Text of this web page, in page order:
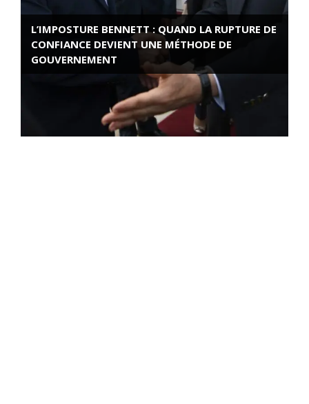
L’IMPOSTURE BENNETT : QUAND LA RUPTURE DE
CONFIANCE DEVIENT UNE MÉTHODE DE
GOUVERNEMENT
ROSE VALLAND, HEROÏNE DE LA RESISTANCE